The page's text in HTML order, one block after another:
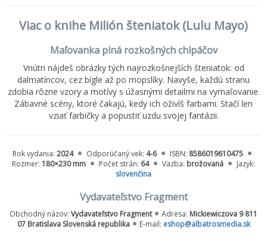
Viac o knihe Milión šteniatok (Lulu Mayo)
Maľovanka plná rozkošných chlpáčov
Vnútri nájdeš obrázky tých najrozkošnejších šteniatok: od
dalmatíncov, cez bígle až po mopslíky. Navyše, každú stranu
zdobia rôzne vzory a motívy s úžasnými detailmi na vymaľovanie.
Zábavné scény, ktoré čakajú, kedy ich oživíš farbami. Stačí len
vziať farbičky a popustiť uzdu svojej fantázii.
Rok vydania: 2024 Odporúčaný vek: 4-6 ISBN: 8586019610475
Rozmer: 180×230 mm Počet strán: 64 Väzba: brožovaná
Jazyk:
slovenčina
Vydavateľstvo Fragment
Obchodný názov: Vydavateľstvo Fragment Adresa: Mickiewiczova 9 811
07 Bratislava Slovenská republika
E-mail: eshop@albatrosmedia.sk